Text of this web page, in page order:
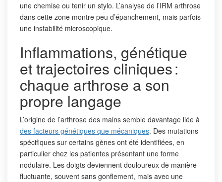
une chemise ou tenir un stylo. L’analyse de l’IRM arthrose
dans cette zone montre peu d’épanchement, mais parfois
une instabilité microscopique.
Inflammations, génétique
et trajectoires cliniques :
chaque arthrose a son
propre langage
L’origine de l’arthrose des mains semble davantage liée à
des facteurs génétiques que mécaniques. Des mutations
spécifiques sur certains gènes ont été identifiées, en
particulier chez les patientes présentant une forme
nodulaire. Les doigts deviennent douloureux de manière
fluctuante, souvent sans gonflement, mais avec une